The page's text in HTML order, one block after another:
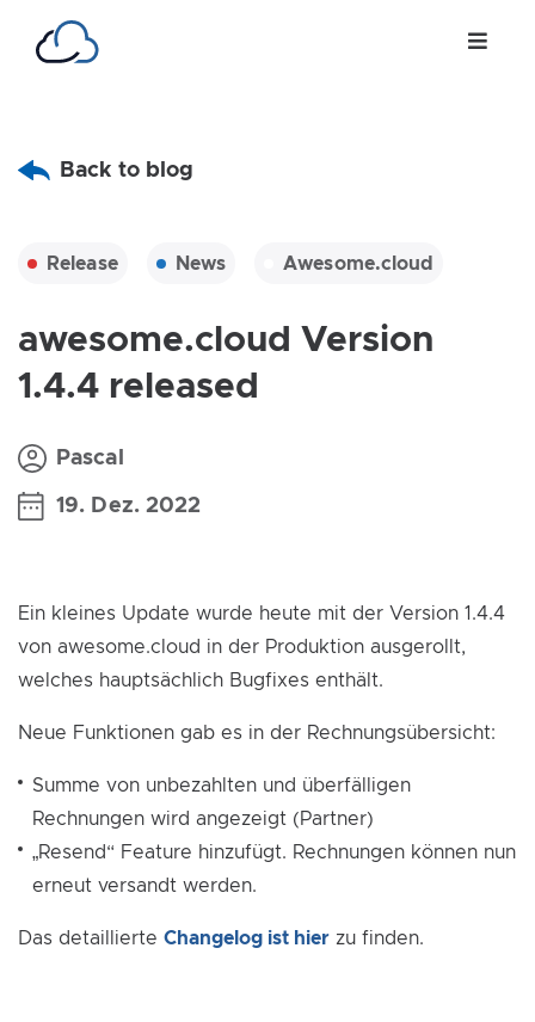
Back to blog
Release News Awesome.cloud
awesome.cloud Version
1.4.4 released
Pascal
19. Dez. 2022
Ein kleines Update wurde heute mit der Version 1.4.4
von awesome.cloud in der Produktion ausgerollt,
welches hauptsächlich Bugfixes enthält.
Neue Funktionen gab es in der Rechnungsübersicht:
Summe von unbezahlten und überfälligen
Rechnungen wird angezeigt (Partner)
„Resend“ Feature hinzufügt. Rechnungen können nun
erneut versandt werden.
Das detaillierte Changelog ist hier zu finden.